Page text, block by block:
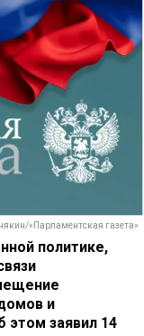
«Парламентская газета»
политике,
и
этом заявил 14